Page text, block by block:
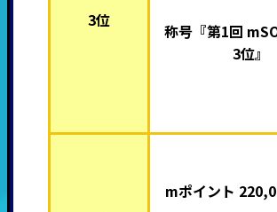
3位
称号『第1回
3位』
mポイント